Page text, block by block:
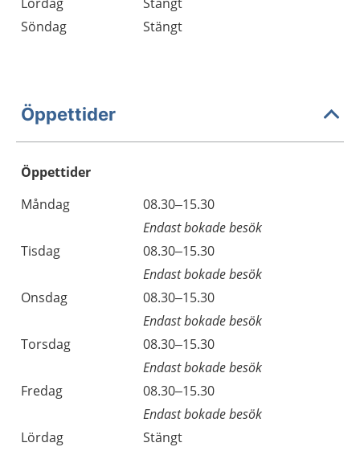
Söndag
Stängt
Öppettider
Öppettider
Dag
Öppettider
Kommentarer
Måndag
08.30–15.30
Endast bokade besök
Tisdag
08.30–15.30
Endast bokade besök
Onsdag
08.30–15.30
Endast bokade besök
Torsdag
08.30–15.30
Endast bokade besök
Fredag
08.30–15.30
Endast bokade besök
Lördag
Stängt